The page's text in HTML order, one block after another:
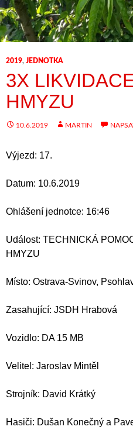
2019, JEDNOTKA
3X
HMYZU
10.6.2019 MARTIN
Výjezd: 17.
Datum: 10.6.2019
Ohlášení jednotce: 16:46
Událost: TECHNICKÁ
HMYZU
Místo: Ostrava-Svinov,
Zasahující: JSDH Hrabová
Vozidlo: DA 15 MB
Velitel: Jaroslav Mintěl
Strojník: David Krátký
Hasiči: Dušan Konečný a